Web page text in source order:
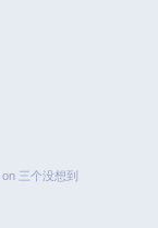
on 三个没想到